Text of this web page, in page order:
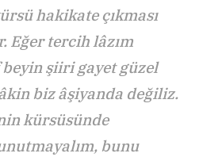
hakikate çıkması
Eğer tercih lâzım
şiiri gayet güzel
biz âşiyanda değiliz.
kürsüsünde
bunu